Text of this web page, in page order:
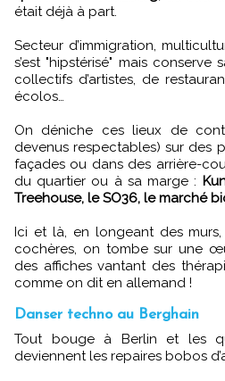
était déjà à part.
Secteur d’immigration,
s’est "hipstérisé" mais
collectifs d’artistes, de
écolos…
On déniche ces lieux de
devenus respectables) sur des
façades ou dans des arrière-
du quartier ou à sa marge :
Treehouse, le SO36, le marché
Ici et là, en longeant des
cochères, on tombe sur une
des affiches vantant des
comme on dit en allemand !
Danser techno au Berghain
Tout bouge à Berlin et les quartiers alternatifs d’hier
deviennent les repaires bobos